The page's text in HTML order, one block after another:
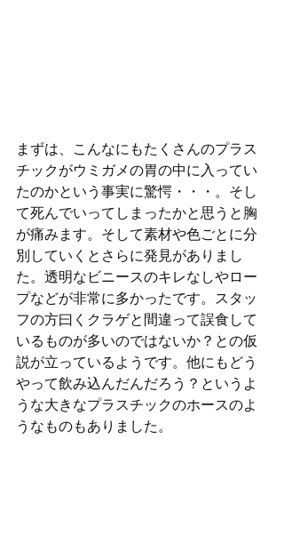
まずは、こんなにもたくさんのプラス
チックがウミガメの胃の中に入ってい
たのかという事実に驚愕・・・。そし
て死んでいってしまったかと思うと胸
が痛みます。そして素材や色ごとに分
別していくとさらに発見がありまし
た。透明なビニースのキレなしやロー
プなどが非常に多かったです。スタッ
フの方曰くクラゲと間違って誤食して
いるものが多いのではないか？との仮
説が立っているようです。他にもどう
やって飲み込んだんだろう？というよ
うな大きなプラスチックのホースのよ
うなものもありました。